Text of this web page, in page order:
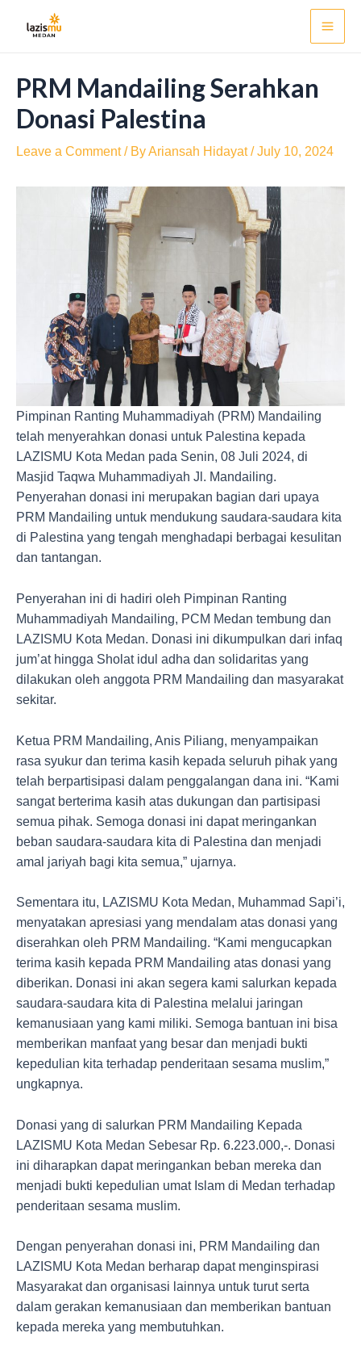
PRM Mandailing Serahkan
Donasi Palestina
Leave a Comment / ByAriansah Hidayat/July 10, 2024
Pimpinan Ranting Muhammadiyah (PRM) Mandailing
telah menyerahkan donasi untuk Palestina kepada
LAZISMU Kota Medan pada Senin, 08 Juli 2024, di
Masjid Taqwa Muhammadiyah Jl. Mandailing.
Penyerahan donasi ini merupakan bagian dari upaya
PRM Mandailing untuk mendukung saudara-saudara kita
di Palestina yang tengah menghadapi berbagai kesulitan
dan tantangan.
Penyerahan ini di hadiri oleh Pimpinan Ranting
Muhammadiyah Mandailing, PCM Medan tembung dan
LAZISMU Kota Medan. Donasi ini dikumpulkan dari infaq
jum’at hingga Sholat idul adha dan solidaritas yang
dilakukan oleh anggota PRM Mandailing dan masyarakat
sekitar.
Ketua PRM Mandailing, Anis Piliang, menyampaikan
rasa syukur dan terima kasih kepada seluruh pihak yang
telah berpartisipasi dalam penggalangan dana ini. “Kami
sangat berterima kasih atas dukungan dan partisipasi
semua pihak. Semoga donasi ini dapat meringankan
beban saudara-saudara kita di Palestina dan menjadi
amal jariyah bagi kita semua,” ujarnya.
Sementara itu, LAZISMU Kota Medan, Muhammad Sapi’i,
menyatakan apresiasi yang mendalam atas donasi yang
diserahkan oleh PRM Mandailing. “Kami mengucapkan
terima kasih kepada PRM Mandailing atas donasi yang
diberikan. Donasi ini akan segera kami salurkan kepada
saudara-saudara kita di Palestina melalui jaringan
kemanusiaan yang kami miliki. Semoga bantuan ini bisa
memberikan manfaat yang besar dan menjadi bukti
kepedulian kita terhadap penderitaan sesama muslim,”
ungkapnya.
Donasi yang di salurkan PRM Mandailing Kepada
LAZISMU Kota Medan Sebesar Rp. 6.223.000,-. Donasi
ini diharapkan dapat meringankan beban mereka dan
menjadi bukti kepedulian umat Islam di Medan terhadap
penderitaan sesama muslim.
Dengan penyerahan donasi ini, PRM Mandailing dan
LAZISMU Kota Medan berharap dapat menginspirasi
Masyarakat dan organisasi lainnya untuk turut serta
dalam gerakan kemanusiaan dan memberikan bantuan
kepada mereka yang membutuhkan.
navigation